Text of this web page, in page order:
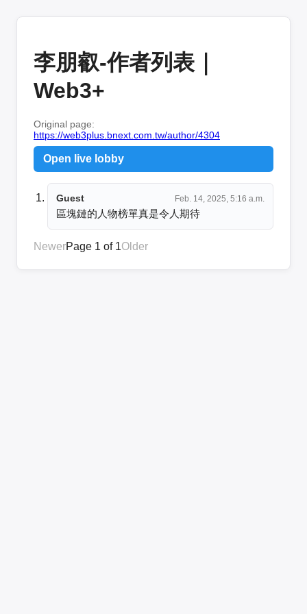
李朋叡-作者列表｜
Web3+
Original page:
https://web3plus.bnext.com.tw/author/4304
Open live lobby
Guest Feb. 14, 2025, 5:16 a.m.
區塊鏈的人物榜單真是令人期待
NewerPage 1 of 1Older